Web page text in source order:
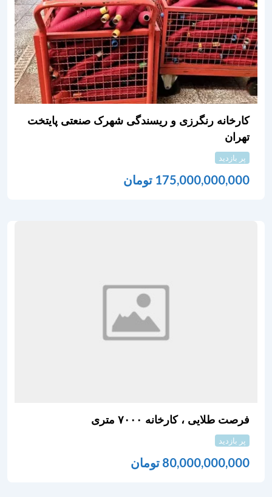
کارخانه رنگرزی و ریسندگی شهرک صنعتی پایتخت
تهران
پر بازدید
175,000,000,000 تومان
فرصت طلایی ، کارخانه ۷۰۰۰ متری
پر بازدید
80,000,000,000 تومان